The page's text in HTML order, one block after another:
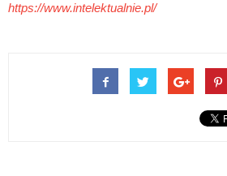
https://www.intelektualnie.pl/